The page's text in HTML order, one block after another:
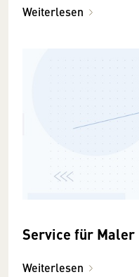
Weiterlesen
Service für Maler
Weiterlesen